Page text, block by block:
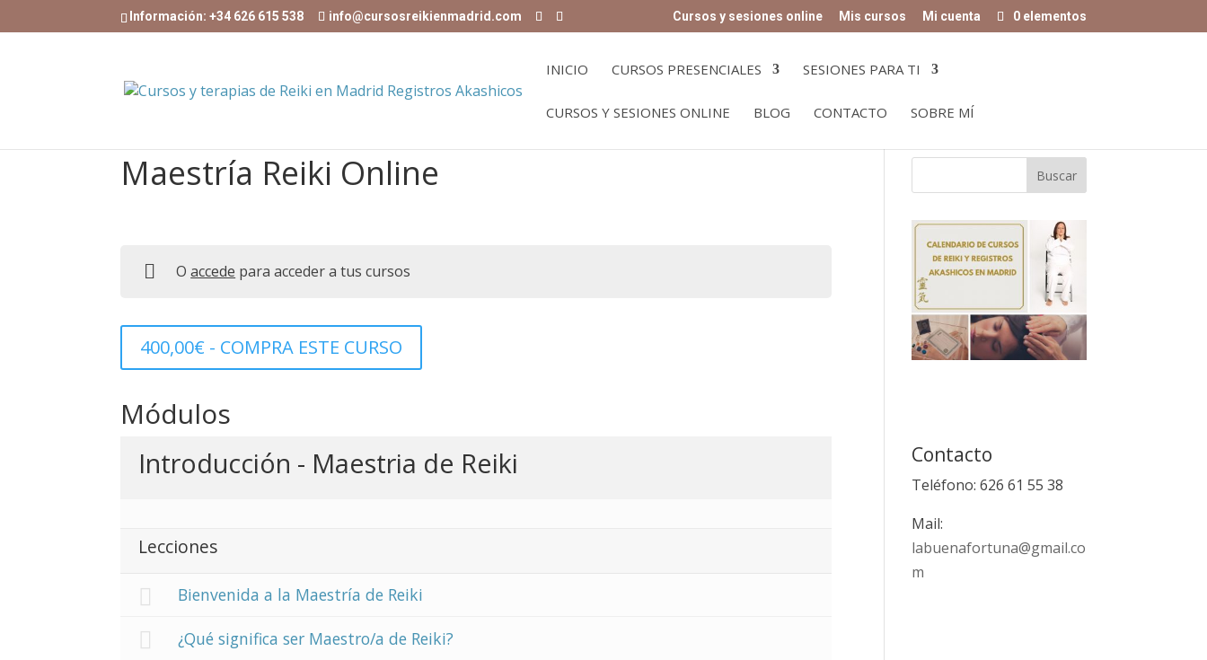
Información: +34 626 615 538 info@cursosreikienmadrid.com Cursos y sesiones online Mis cursos Mi cuenta 0 elementos
INICIO CURSOS PRESENCIALES SESIONES PARA TI
CURSOS Y SESIONES ONLINE BLOG CONTACTO SOBRE MÍ
Maestría Reiki Online
Oaccede para acceder a tus cursos
400,00€ - COMPRA ESTE CURSO
Módulos
Introducción - Maestria de Reiki
Lecciones
Bienvenida a la Maestría de Reiki
¿Qué significa ser Maestro/a de Reiki?
Contacto
Teléfono: 626 61 55 38
Mail:
labuenafortuna@gmail.co
m